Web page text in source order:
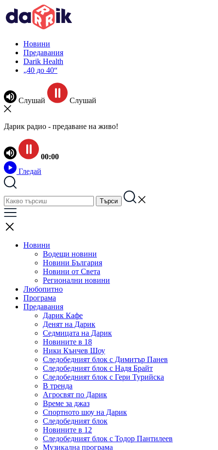
Новини
Предавания
Darik Health
„40 до 40“
Слушай Слушай
Дарик радио - предаване на живо!
00:00
Гледай
Новини
Водещи новини
Новини България
Новини от Света
Регионални новини
Любопитно
Програма
Предавания
Дарик Кафе
Денят на Дарик
Седмицата на Дарик
Новините в 18
Ники Кънчев Шоу
Следобедният блок с Димитър Панев
Следобедният блок с Надя Брайт
Следобедният блок с Гери Турийска
В тренда
Агросвят по Дарик
Време за джаз
Спортното шоу на Дарик
Следобедният блок
Новините в 12
Следобедният блок с Тодор Пантилеев
Музикална програма